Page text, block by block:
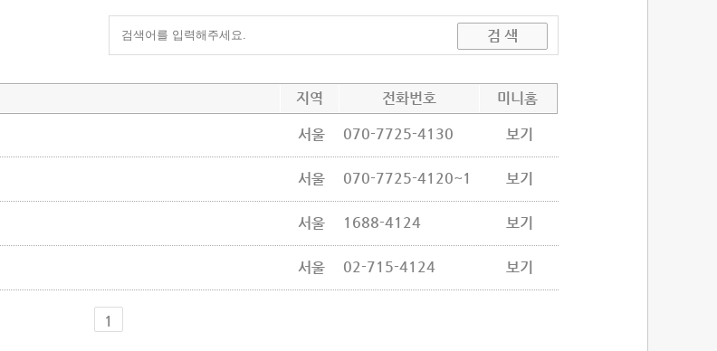
지역 전화번호 미니홈
서울 070-7725-4130 보기
서울 070-7725-4120~1 보기
서울 1688-4124 보기
서울 02-715-4124 보기
1